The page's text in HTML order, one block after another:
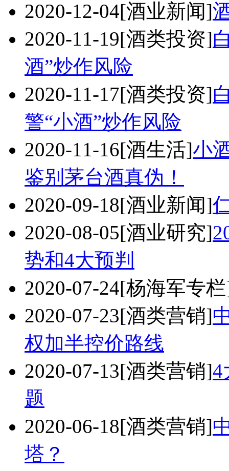
2020-12-04[酒业新闻]
2020-11-19[酒类投资]
酒”炒作风险
2020-11-17[酒类投资]
警“小酒”炒作风险
2020-11-16[酒生活]小
鉴别茅台酒真伪！
2020-09-18[酒业新闻]
2020-08-05[酒业研究]
势和4大预判
2020-07-24[杨海军专
2020-07-23[酒类营销]
权加半控价路线
2020-07-13[酒类营销]4
题
2020-06-18[酒类营销]
塔？